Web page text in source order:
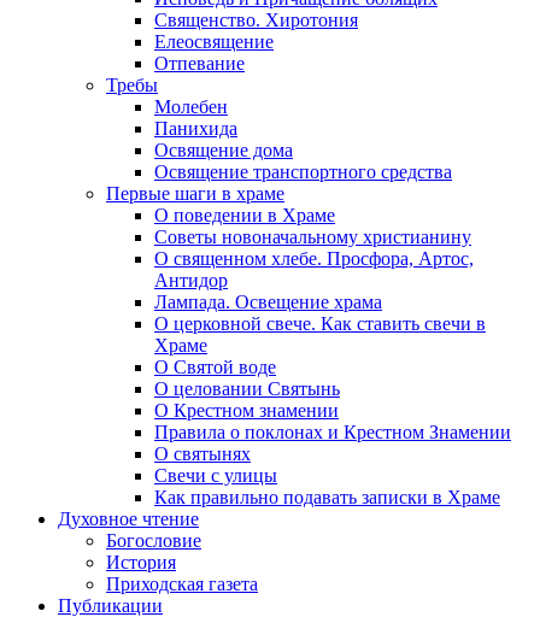
Священство. Хиротония
Елеосвящение
Отпевание
Требы
Молебен
Панихида
Освящение дома
Освящение транспортного средства
Первые шаги в храме
О поведении в Храме
Советы новоначальному христианину
О священном хлебе. Просфора, Артос,
Антидор
Лампада. Освещение храма
О церковной свече. Как ставить свечи в
Храме
О Святой воде
О целовании Святынь
О Крестном знамении
Правила о поклонах и Крестном Знамении
О святынях
Свечи с улицы
Как правильно подавать записки в Храме
Духовное чтение
Богословие
История
Приходская газета
Публикации